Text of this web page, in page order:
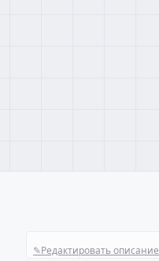
✎Редактировать описание